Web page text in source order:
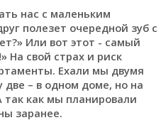
нас с маленьким
полезет очередной зуб с
Или вот этот - самый
На свой страх и риск
Ехали мы двумя
две – в одном доме, но на
как мы планировали
заранее.